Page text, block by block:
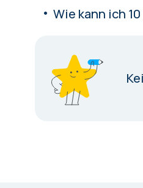
Wie kann ich